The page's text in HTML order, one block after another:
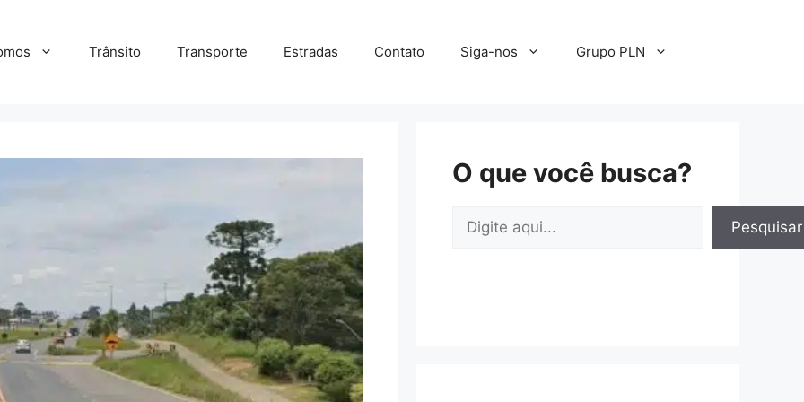
Trânsito Transporte Estradas Contato Siga-nos Grupo PLN
O que você busca?
Pesquisar